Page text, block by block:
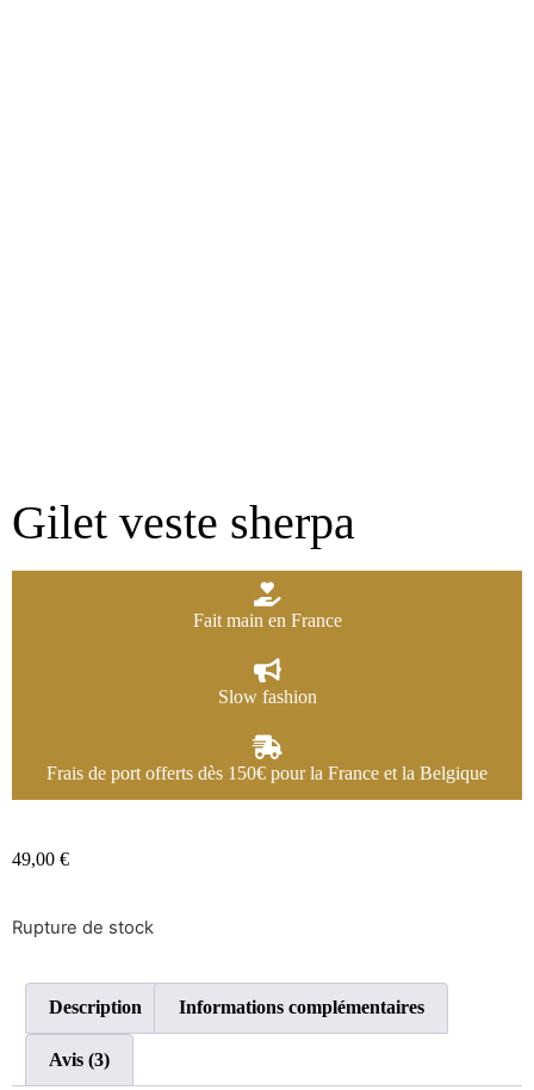
Gilet veste sherpa
Fait main en France
Slow fashion
Frais de port offerts dès 150€ pour la France et la Belgique
49,00 €
Rupture de stock
Description Informations complémentaires
Avis (3)